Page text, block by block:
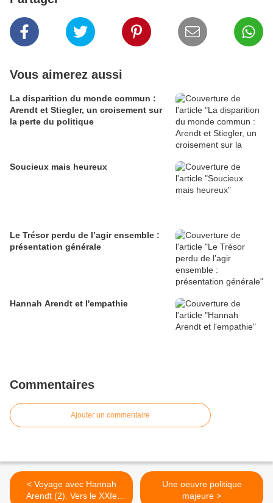
Vous aimerez aussi
La disparition du monde commun :
Arendt et Stiegler, un croisement sur
la perte du politique
Soucieux mais heureux
Le Trésor perdu de l’agir ensemble :
présentation générale
Hannah Arendt et l'empathie
Commentaires
Ajouter un commentaire
< Voyage avec Hannah
Arendt (2). Vers le XXIe
Une oeuvre politique
majeure >